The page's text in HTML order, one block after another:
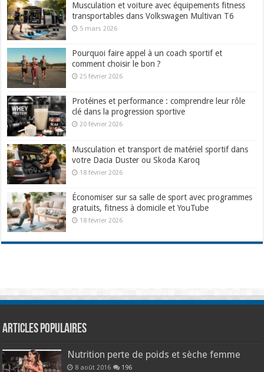
Musculation et voiture avec équipements fitness
transportables dans Volkswagen Multivan T6
5 mars 2026
Pourquoi faire appel à un coach sportif et
comment choisir le bon ?
25 février 2026
Protéines et performance : comprendre leur rôle
clé dans la progression sportive
20 février 2026
Musculation et transport de matériel sportif dans
votre Dacia Duster ou Skoda Karoq
18 février 2026
Économiser sur sa salle de sport avec programmes
gratuits, fitness à domicile et YouTube
18 février 2026
Articles populaires
Nutrition perte de poids et sèche femme
8 août 2016 196